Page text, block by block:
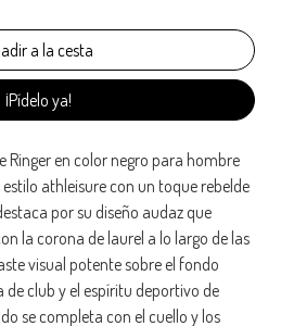
¡Pídelo ya!
Ringer en color negro para hombre
athleisure con un toque rebelde
por su diseño audaz que
la corona de laurel a lo largo de las
visual potente sobre el fondo
club y el espíritu deportivo de
se completa con el cuello y los